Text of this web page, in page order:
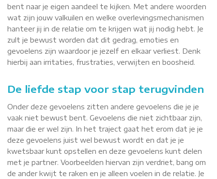
bent naar je eigen aandeel te kijken. Met andere woorden
wat zijn jouw valkuilen en welke overlevingsmechanismen
hanteer jij in de relatie om te krijgen wat jij nodig hebt. Je
zult je bewust worden dat dit gedrag, emoties en
gevoelens zijn waardoor je jezelf en elkaar verliest. Denk
hierbij aan irritaties, frustraties, verwijten en boosheid.
De liefde stap voor stap terugvinden
Onder deze gevoelens zitten andere gevoelens die je je
vaak niet bewust bent. Gevoelens die niet zichtbaar zijn,
maar die er wel zijn. In het traject gaat het erom dat je je
deze gevoelens juist wel bewust wordt en dat je je
kwetsbaar kunt opstellen en deze gevoelens kunt delen
met je partner. Voorbeelden hiervan zijn verdriet, bang om
de ander kwijt te raken en je alleen voelen in de relatie. Je